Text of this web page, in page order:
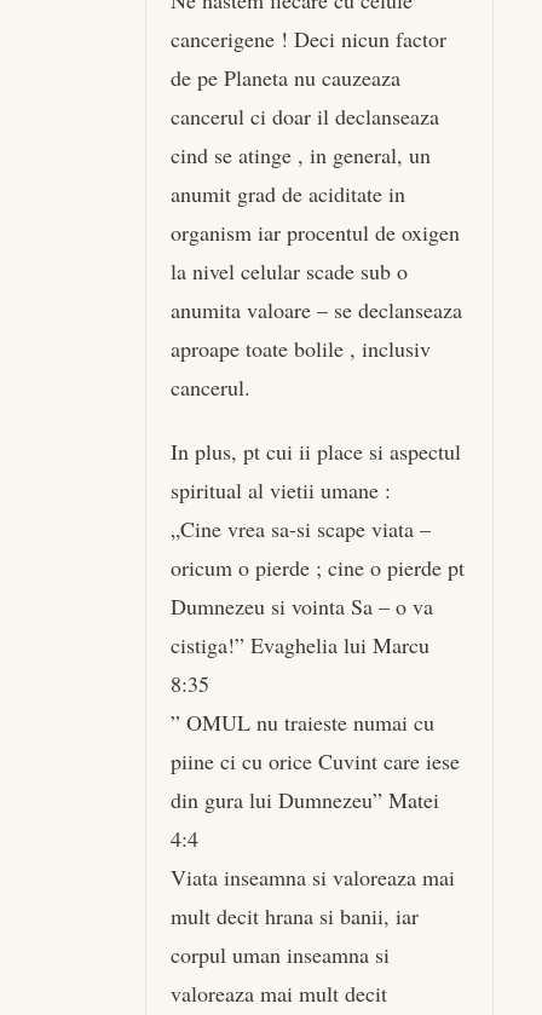
cancerigene ! Deci nicun factor
de pe Planeta nu cauzeaza
cancerul ci doar il declanseaza
cind se atinge , in general, un
anumit grad de aciditate in
organism iar procentul de oxigen
la nivel celular scade sub o
anumita valoare – se declanseaza
aproape toate bolile , inclusiv
cancerul.
In plus, pt cui ii place si aspectul
spiritual al vietii umane :
„Cine vrea sa-si scape viata –
oricum o pierde ; cine o pierde pt
Dumnezeu si vointa Sa – o va
cistiga!” Evaghelia lui Marcu
8:35
” OMUL nu traieste numai cu
piine ci cu orice Cuvint care iese
din gura lui Dumnezeu” Matei
4:4
Viata inseamna si valoreaza mai
mult decit hrana si banii, iar
corpul uman inseamna si
valoreaza mai mult decit